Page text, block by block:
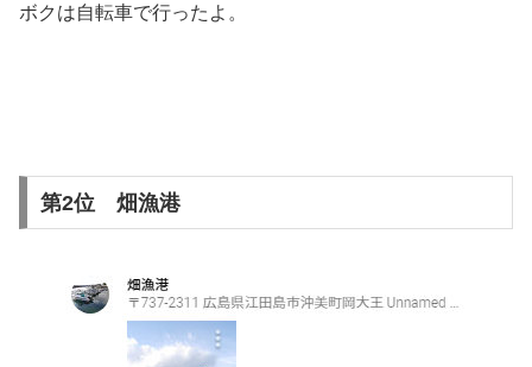
ボクは自転車で行ったよ。
第2位 畑漁港